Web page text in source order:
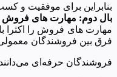
بنابراین برای موفقیت و
بال دوم: مهارت های فروش
مهارت های فروش را اکثرا
فرق بین فروشندگان
فروشندگان حرفه‌ای می‌دانند